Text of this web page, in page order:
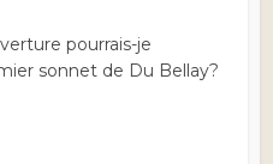
pourrais-je
sonnet de Du Bellay?